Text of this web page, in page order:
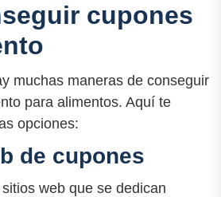
cupones
muchas maneras de conseguir
para alimentos. Aquí te
opciones:
de cupones
web que se dedican